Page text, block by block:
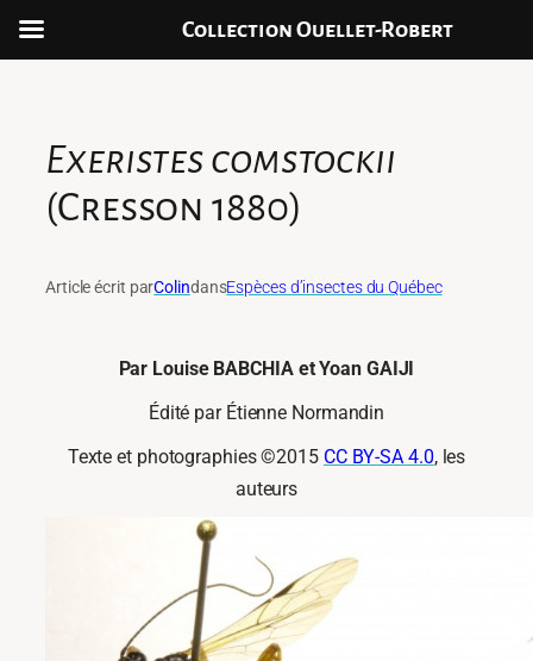
Exeristes comstockii
(Cresson 1880)
Article écrit parColindansEspèces d’insectes du Québec
Par Louise BABCHIA et Yoan GAIJI
Édité par Étienne Normandin
Texte et photographies ©2015 CC BY-SA 4.0, les
auteurs
Collection Ouellet-Robert